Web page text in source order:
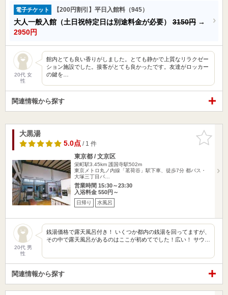
電子チケット 【200円割引】平日入館料（945）
大人一般入館（土日祝特定日は別途料金が必要） 3150円 →
2950円
20代 女
性
館内とても良い香りがしました。とても静かで上質なリラクゼー
ション施設でした。接客がとても良かったです。友達がロッカー
の鍵を…
関連情報から探す
お気に入
りに追加
大黒湯
5.0点/ 1 件
東京都 / 文京区
栄町駅3.45km 護国寺駅502m
東京メトロ丸ノ内線「茗荷谷」駅下車、徒歩7分 都バス・
大塚三丁目バ…
営業時間 15:30～23:30
入浴料金 550円～
日帰り 水風呂
20代 男
性
銭湯価格で露天風呂付き！ いくつか都内の銭湯を回ってますが、
その中で露天風呂があるのはここが初めてでした！広い！ サウ…
関連情報から探す